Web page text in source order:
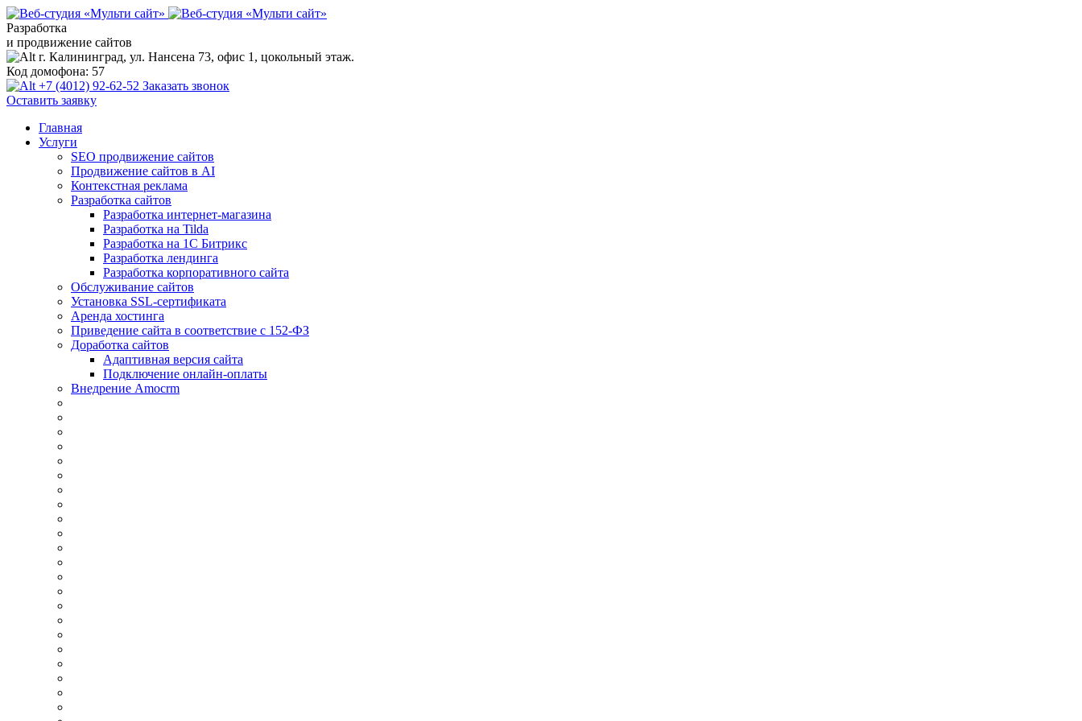
Разработка
и продвижение сайтов
г. Калининград, ул. Нансена 73, офис 1, цокольный этаж.
Код домофона: 57
+7 (4012) 92-62-52 Заказать звонок
Оставить заявку
Главная
Услуги
SEO продвижение сайтов
Продвижение сайтов в AI
Контекстная реклама
Разработка сайтов
Разработка интернет-магазина
Разработка на Tilda
Разработка на 1С Битрикс
Разработка лендинга
Разработка корпоративного сайта
Обслуживание сайтов
Установка SSL-сертификата
Аренда хостинга
Приведение сайта в соответствие с 152-ФЗ
Доработка сайтов
Адаптивная версия сайта
Подключение онлайн-оплаты
Внедрение Amocrm